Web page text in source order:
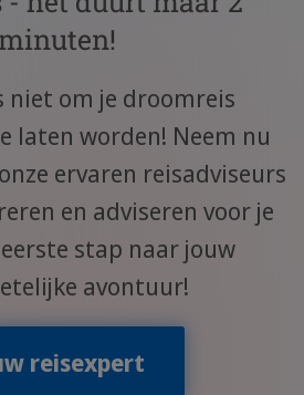
minuten!
niet om je droomreis
laten worden! Neem nu
ervaren reisadviseurs
en adviseren voor je
stap naar jouw
avontuur!
reisexpert